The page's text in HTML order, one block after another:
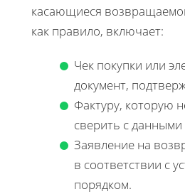
касающиеся
как правило, включает:
Чек покупки или
документ,
Фактуру, которую
сверить с данными
Заявление на
в соответствии с
порядком.